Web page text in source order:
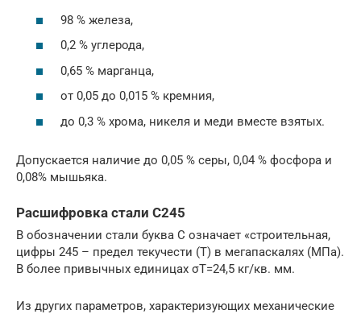
98 % железа,
0,2 % углерода,
0,65 % марганца,
от 0,05 до 0,015 % кремния,
до 0,3 % хрома, никеля и меди вместе взятых.
Допускается наличие до 0,05 % серы, 0,04 % фосфора и
0,08% мышьяка.
Расшифровка стали С245
В обозначении стали буква С означает «строительная,
цифры 245 – предел текучести (Т) в мегапаскалях (МПа).
В более привычных единицах σТ=24,5 кг/кв. мм.
Из других параметров, характеризующих механические